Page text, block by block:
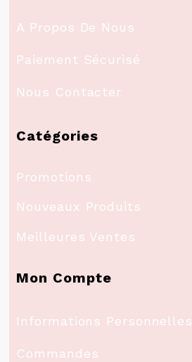
A Propos De Nous
Paiement Sécurisé
Nous Contacter
Catégories
Promotions
Nouveaux Produits
Meilleures Ventes
Mon Compte
Informations Personnelles
Commandes